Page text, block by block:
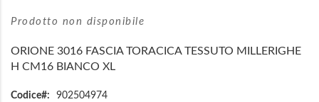
Prodotto non disponibile
ORIONE 3016 FASCIA TORACICA TESSUTO MILLERIGHE
H CM16 BIANCO XL
Codice 902504974